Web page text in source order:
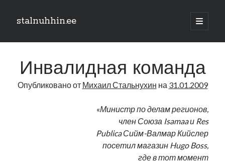
stalnuhhin.ee
отрыть
Боковая
панель
Поиск
Инвалидная команда
Опубликовано от Михаил Стальнухин на 31.01.2009
«Министр по делам регионов,
член Союза Isamaa и Res
Publica Сийм-Валмар Кийслер
посетил магазин Hugo Boss,
где в тот момент